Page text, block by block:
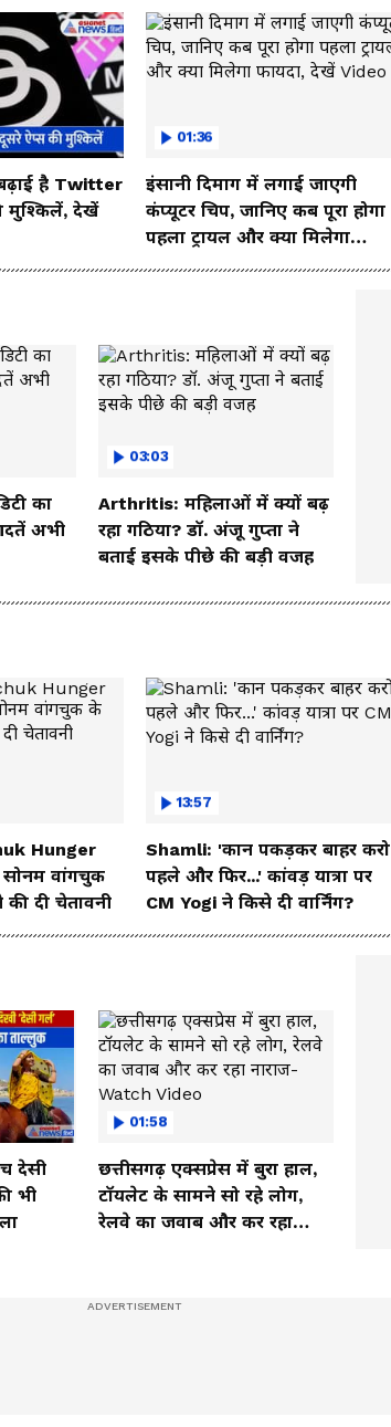
है Twitter
मुश्किलें, देखें
01:36
इंसानी दिमाग में लगाई जाएगी
कंप्यूटर चिप, जानिए कब पूरा होगा
पहला ट्रायल और क्या मिलेगा
फायदा, देखें Video
का
अभी
03:03
Arthritis: महिलाओं में क्यों बढ़
रहा गठिया? डॉ. अंजू गुप्ता ने
बताई इसके पीछे की बड़ी वजह
Hunger
वांगचुक
दी चेतावनी
13:57
Shamli: 'कान पकड़कर बाहर करो
पहले और फिर...' कांवड़ यात्रा पर
CM Yogi ने किसे दी वार्निंग?
देसी
भी
01:58
छत्तीसगढ़ एक्सप्रेस में बुरा हाल,
टॉयलेट के सामने सो रहे लोग,
रेलवे का जवाब और कर रहा